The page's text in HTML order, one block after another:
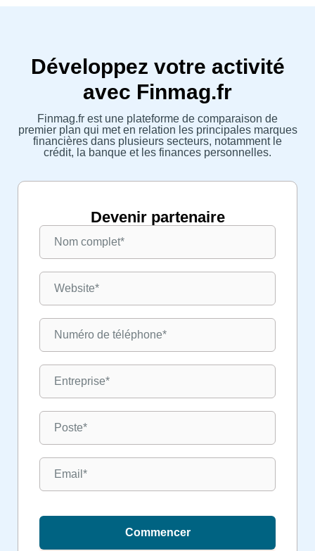
Développez votre activité
avec Finmag.fr
Finmag.fr est une plateforme de comparaison de
premier plan qui met en relation les principales marques
financières dans plusieurs secteurs, notamment le
crédit, la banque et les finances personnelles.
Devenir partenaire
Commencer